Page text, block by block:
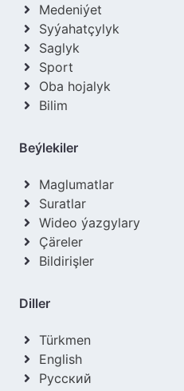
Medeniýet
Syýahatçylyk
Saglyk
Sport
Oba hojalyk
Bilim
Beýlekiler
Maglumatlar
Suratlar
Wideo ýazgylary
Çäreler
Bildirişler
Diller
Türkmen
English
Русский